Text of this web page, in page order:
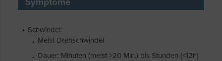
Schwindel:
Meist Drehschwindel
Dauer: Minuten (meist >20 Min.) bis Stunden (<12h)